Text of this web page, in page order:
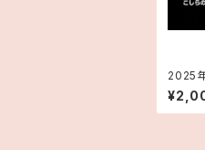
2025
京チケ